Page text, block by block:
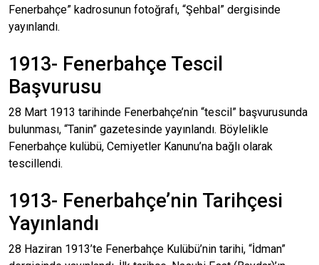
Fenerbahçe” kadrosunun fotoğrafı, “Şehbal” dergisinde
yayınlandı.
1913- Fenerbahçe Tescil
Başvurusu
28 Mart 1913 tarihinde Fenerbahçe’nin “tescil” başvurusunda
bulunması, “Tanin” gazetesinde yayınlandı. Böylelikle
Fenerbahçe kulübü, Cemiyetler Kanunu’na bağlı olarak
tescillendi.
1913- Fenerbahçe’nin Tarihçesi
Yayınlandı
28 Haziran 1913’te Fenerbahçe Kulübü’nin tarihi, “İdman”